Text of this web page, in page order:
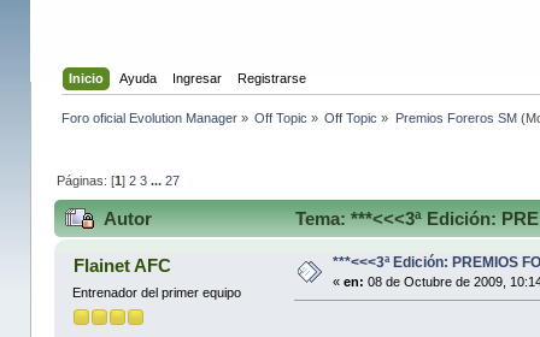
Inicio Ayuda Ingresar Registrarse
Foro oficial Evolution Manager» Off Topic » Off Topic » Premios Foreros SM
Páginas: [1] 2 3 ... 27
Autor Tema: ***<<<3ª Edición:
Flainet AFC
Entrenador del primer equipo
***<<<3ª Edición: PREMIOS
«en: 08 de Octubre de 2009,